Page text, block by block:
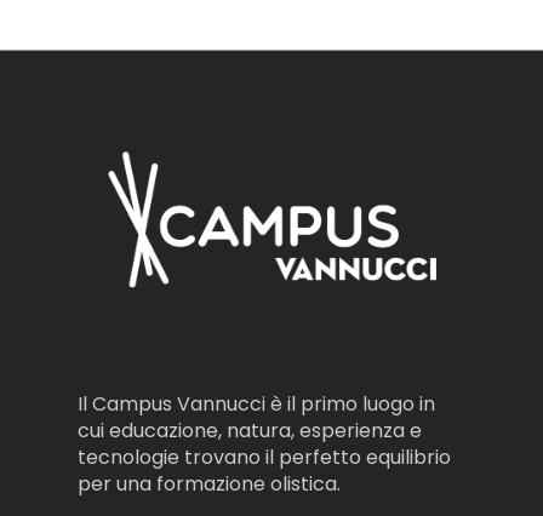
Il Campus Vannucci è il primo luogo in
cui educazione, natura, esperienza e
tecnologie trovano il perfetto equilibrio
per una formazione olistica.